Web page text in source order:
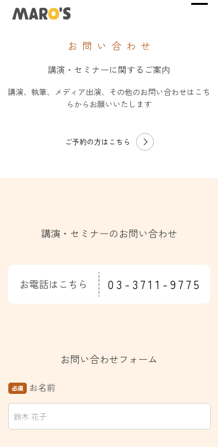
お問い合わせ
講演・セミナーに関するご案内
講演、執筆、メディア出演、その他のお問い合わせはこち
らからお願いいたします
ご予約の方はこちら
講演・セミナーのお問い合わせ
お電話はこちら 03-3711-9775
お問い合わせフォーム
必須 お名前